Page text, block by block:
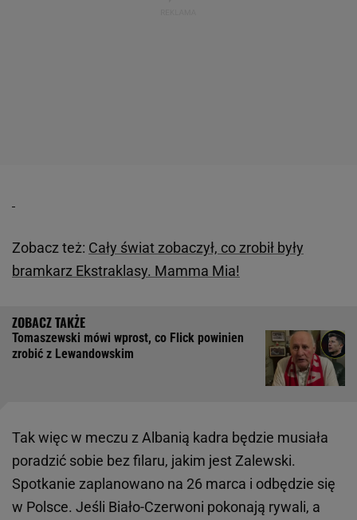
Zobacz też: Cały świat zobaczył, co zrobił były
bramkarz Ekstraklasy. Mamma Mia!
Tomaszewski mówi wprost, co Flick powinien
zrobić z Lewandowskim
Tak więc w meczu z Albanią kadra będzie musiała
poradzić sobie bez filaru, jakim jest Zalewski.
Spotkanie zaplanowano na 26 marca i odbędzie się
w Polsce. Jeśli Biało-Czerwoni pokonają rywali, a